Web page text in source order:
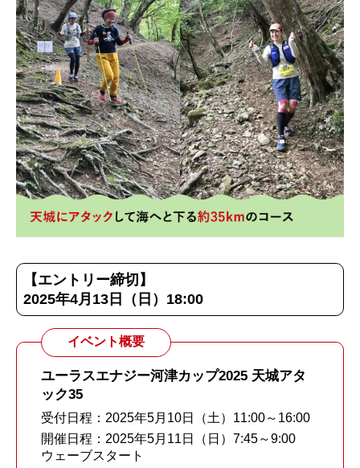
【エントリー締切】
2025年4月13日（日）18:00
イベント概要
ユーラスエナジー河津カップ2025 天城アタ
ック35
受付日程：2025年5月10日（土）11:00～16:00
開催日程：2025年5月11日（日）7:45～9:00
ウェーブスタート